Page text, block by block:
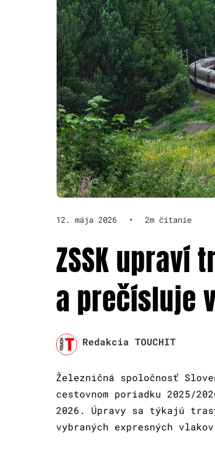
12. mája 2026 • 2m čítanie
ZSSK upraví
a prečísluje
Redakcia TOUCHIT
Železničná spoločnosť
cestovnom poriadku 2025/
2026. Úpravy sa týkajú
vybraných expresných